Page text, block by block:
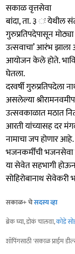
सकाळ वृत्तसेवा
बांदा, ता. ३ ः येथील
गुरुप्रतिपदेपासून
उत्सवाचा’ आरंभ झाला
आयोजन केले होते.
घेतला.
दरवर्षी गुरुप्रतिपदेला
असलेल्या
उत्सवकाळात मठात
आरती यांच्यासह दर
नामाचा जप होणार
भजनकर्मींची भजनसेवा
या सेवेत सहभागी
सोहिरोबानाथ
सकाळ+ चेसदस्य व्हा
ब्रेक घ्या, डोकं चालवा,कोडे
शॉपिंगसाठी 'सकाळ प्राईम